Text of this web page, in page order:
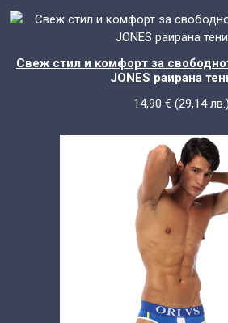
Свеж стил и комфорт за
JONES раирана
14,90 € (29,14лв.)